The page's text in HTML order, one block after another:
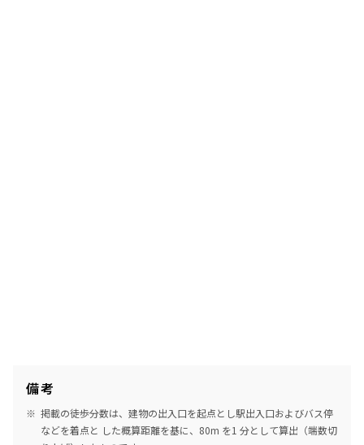
備考
掲載の徒歩分数は、建物の出入口を起点とし駅出入口およびバス停
などを着点と した概算距離を基に、80m を1 分として算出（端数切